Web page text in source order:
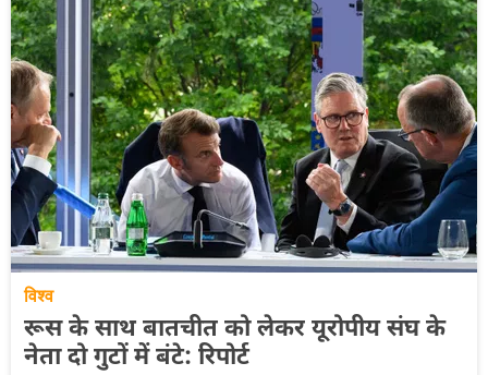
विश्व
रूस के साथ बातचीत को लेकर यूरोपीय संघ के
नेता दो गुटों में बंटे: रिपोर्ट